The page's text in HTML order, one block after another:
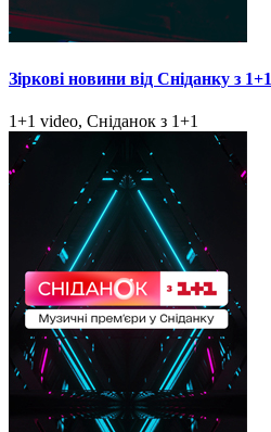
Зіркові новини від Сніданку з 1+1
1+1 video, Сніданок з 1+1